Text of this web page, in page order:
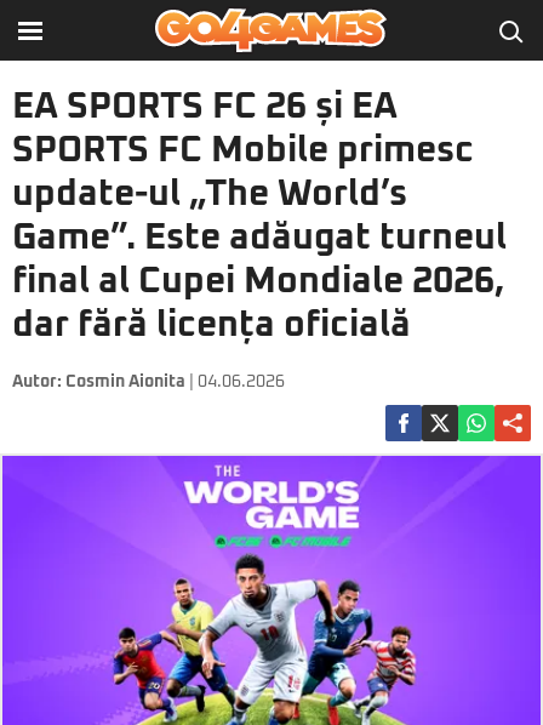
EA SPORTS FC 26 și EA
SPORTS FC Mobile primesc
update-ul „The World’s
Game”. Este adăugat turneul
final al Cupei Mondiale 2026,
dar fără licența oficială
Autor: Cosmin Aionita | 04.06.2026